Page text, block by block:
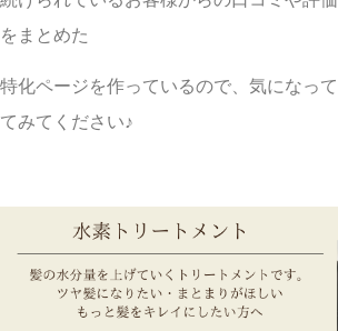
をまとめた
特化ページを作っているので、気になっ
てみてください♪